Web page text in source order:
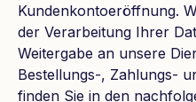
Kundenkontoeröffnung.
der Verarbeitung Ihrer
Weitergabe an unsere
Bestellungs-, Zahlungs-
finden Sie in den